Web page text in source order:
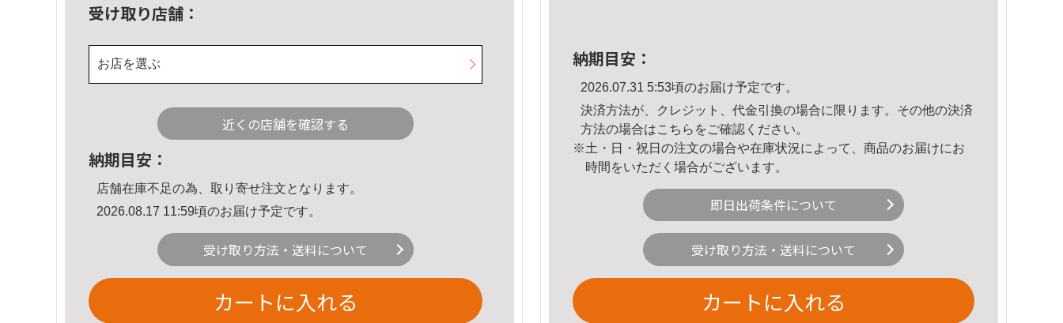
受け取り店舗：
お店を選ぶ
近くの店舗を確認する
納期目安：
店舗在庫不足の為、取り寄せ注文となります。
2026.08.17 11:59頃のお届け予定です。
受け取り方法・送料について
カートに入れる
納期目安：
2026.07.31 5:53頃のお届け予定です。
決済方法が、クレジット、代金引換の場合に限ります。その他の決済
方法の場合はこちら をご確認ください。
※土・日・祝日の注文の場合や在庫状況によって、商品のお届けにお
時間をいただく場合がございます。
即日出荷条件について
受け取り方法・送料について
カートに入れる